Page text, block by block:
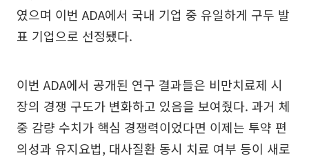
였으며 이번 ADA에서 국내 기업 중 유일하게 구두 발
표 기업으로 선정됐다.
이번 ADA에서 공개된 연구 결과들은 비만치료제 시
장의 경쟁 구도가 변화하고 있음을 보여줬다. 과거 체
중 감량 수치가 핵심 경쟁력이었다면 이제는 투약 편
의성과 유지요법, 대사질환 동시 치료 여부 등이 새로